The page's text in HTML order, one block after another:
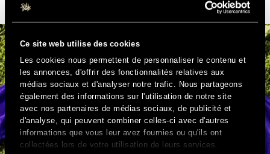
Ce site web utilise des cookies
Les cookies nous permettent de personnaliser le contenu et
les annonces, d'offrir des fonctionnalités relatives aux
médias sociaux et d'analyser notre trafic. Nous partageons
également des informations sur l'utilisation de notre site
avec nos partenaires de médias sociaux, de publicité et
d'analyse, qui peuvent combiner celles-ci avec d'autres
informations que vous leur avez fournies ou qu'ils ont
collectées lors de votre utilisation de leurs services.